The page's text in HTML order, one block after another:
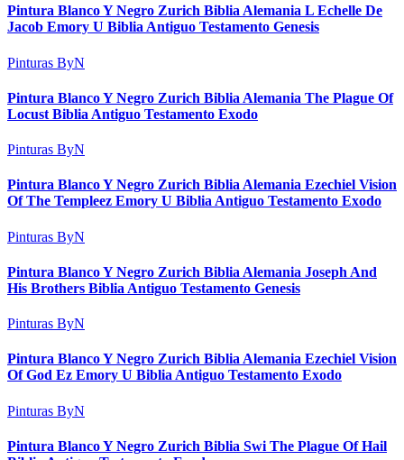
Pintura Blanco Y Negro Zurich Biblia Alemania L Echelle De
Jacob Emory U Biblia Antiguo Testamento Genesis
Pinturas ByN
Pintura Blanco Y Negro Zurich Biblia Alemania The Plague Of
Locust Biblia Antiguo Testamento Exodo
Pinturas ByN
Pintura Blanco Y Negro Zurich Biblia Alemania Ezechiel Vision
Of The Templeez Emory U Biblia Antiguo Testamento Exodo
Pinturas ByN
Pintura Blanco Y Negro Zurich Biblia Alemania Joseph And
His Brothers Biblia Antiguo Testamento Genesis
Pinturas ByN
Pintura Blanco Y Negro Zurich Biblia Alemania Ezechiel Vision
Of God Ez Emory U Biblia Antiguo Testamento Exodo
Pinturas ByN
Pintura Blanco Y Negro Zurich Biblia Swi The Plague Of Hail